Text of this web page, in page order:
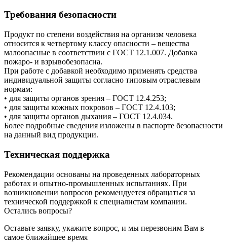
Требования безопасности
Продукт по степени воздействия на организм человека
относится к четвертому классу опасности – вещества
малоопасные в соответствии с ГОСТ 12.1.007. Добавка
пожаро- и взрывобезопасна.
При работе с добавкой необходимо применять средства
индивидуальной защиты согласно типовым отраслевым
нормам:
• для защиты органов зрения – ГОСТ 12.4.253;
• для защиты кожных покровов – ГОСТ 12.4.103;
• для защиты органов дыхания – ГОСТ 12.4.034.
Более подробные сведения изложены в паспорте безопасности
на данный вид продукции.
Техническая поддержка
Рекомендации основаны на проведенных лабораторных
работах и опытно-промышленных испытаниях. При
возникновении вопросов рекомендуется обращаться за
технической поддержкой к специалистам компании.
Остались вопросы?
Оставьте заявку, укажите вопрос, и мы перезвоним Вам в
самое ближайшее время